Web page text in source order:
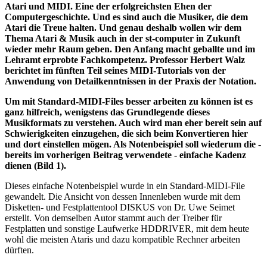
Atari und MIDI. Eine der erfolgreichsten Ehen der
Computergeschichte. Und es sind auch die Musiker, die dem
Atari die Treue halten. Und genau deshalb wollen wir dem
Thema Atari & Musik auch in der st-computer in Zukunft
wieder mehr Raum geben. Den Anfang macht geballte und im
Lehramt erprobte Fachkompetenz. Professor Herbert Walz
berichtet im fünften Teil seines MIDI-Tutorials von der
Anwendung von Detailkenntnissen in der Praxis der Notation.
Um mit Standard-MIDI-Files besser arbeiten zu können ist es
ganz hilfreich, wenigstens das Grundlegende dieses
Musikformats zu verstehen. Auch wird man eher bereit sein auf
Schwierigkeiten einzugehen, die sich beim Konvertieren hier
und dort einstellen mögen. Als Notenbeispiel soll wiederum die -
bereits im vorherigen Beitrag verwendete - einfache Kadenz
dienen (Bild 1).
Dieses einfache Notenbeispiel wurde in ein Standard-MIDI-File
gewandelt. Die Ansicht von dessen Innenleben wurde mit dem
Disketten- und Festplattentool DISKUS von Dr. Uwe Seimet
erstellt. Von demselben Autor stammt auch der Treiber für
Festplatten und sonstige Laufwerke HDDRIVER, mit dem heute
wohl die meisten Ataris und dazu kompatible Rechner arbeiten
dürften.